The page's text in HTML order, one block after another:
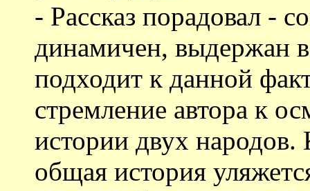
- Рассказ порадовал -
динамичен, выдержан
подходит к данной
стремление автора к
истории двух народов.
общая история